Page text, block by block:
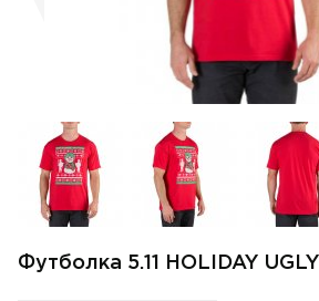
Футболка 5.11 HOLIDAY UGLY